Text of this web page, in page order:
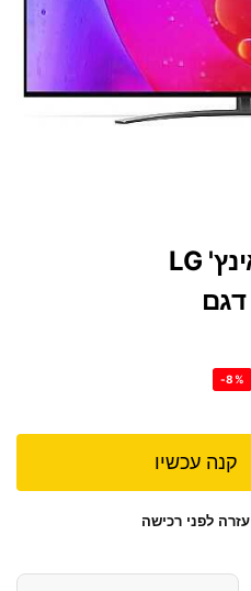
טלוויזיה חכמה 50 אינץ' LG
NanoCell UHD 4K דגם
-8%
קנה עכשיו
עזרה לפני רכישה